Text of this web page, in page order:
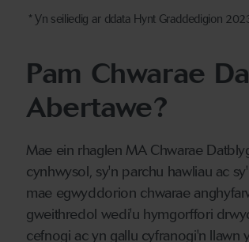
* Yn seiliedig ar ddata Hynt Graddedigion
Pam Chwarae
Abertawe?
Mae ein rhaglen MA Chwarae
cynhwysol, sy'n parchu hawliau ac
mae egwyddorion chwarae
gweithredol wedi'u hymgorffori
cefnogi ac yn gallu cyfranogi'n llawn